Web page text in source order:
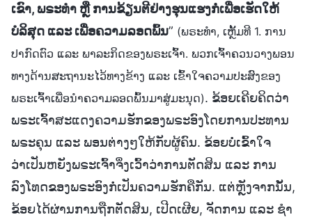
ເຂົາ, ພຣະທຳ ຫຼື ການຂ້ຽນຕີຢ່າງຮຸນແຮງກໍ່ເພື່ອເຮັດໃຫ້
ບໍລິສຸດ ແລະ ເພື່ອຄວາມລອດພົ້ນ” (ພຣະທຳ, ເຫຼັ້ມທີ 1. ການ
ປາກົດຕົວ ແລະ ພາລະກິດຂອງພຣະເຈົ້າ. ພວກເຈົ້າຄວນວາງພອນ
ທາງດ້ານສະຖານະໄວ້ທາງຂ້າງ ແລະ ເຂົ້າໃຈຄວາມປະສົງຂອງ
ພຣະເຈົ້າເພື່ອນໍາຄວາມລອດພົ້ນມາສູ່ມະນຸດ). ຂ້ອຍເຄີຍຄິດວ່າ
ພຣະເຈົ້າສະແດງຄວາມຮັກຂອງພຣະອົງໂດຍການປະທານ
ພຣະຄຸນ ແລະ ພອນຕ່າງໆໃຫ້ກັບຜູ້ຄົນ. ຂ້ອຍບໍ່ເຂົ້າໃຈ
ວ່າເປັນຫຍັງພຣະເຈົ້າຈຶ່ງເວົ້າວ່າການຕັດສິນ ແລະ ການ
ລົງໂທດຂອງພຣະອົງກໍ່ເປັນຄວາມຮັກຄືກັນ. ແຕ່ຫຼັງຈາກນັ້ນ,
ຂ້ອຍໄດ້ຜ່ານການຖືກຕັດສິນ, ເປີດເຜີຍ, ຈັດການ ແລະ ຊໍາ